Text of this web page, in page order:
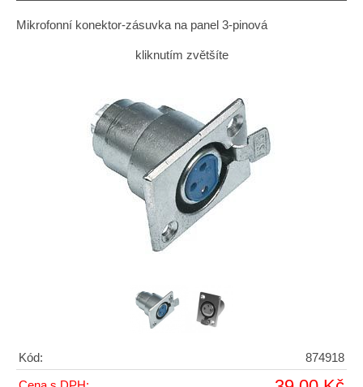
Mikrofonní konektor-zásuvka na panel 3-pinová
kliknutím zvětšíte
Kód: 874918